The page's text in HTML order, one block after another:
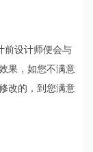
前设计师便会与
果，如您不满意
改的，到您满意